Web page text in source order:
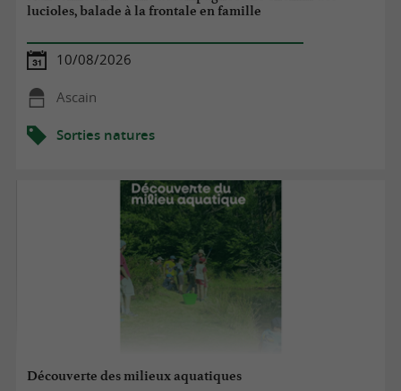
lucioles, balade à la frontale en famille
10/08/2026
Ascain
Sorties natures
Découverte des milieux aquatiques